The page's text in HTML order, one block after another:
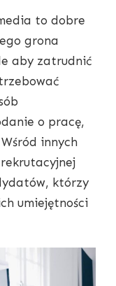
to dobre
grona
aby zatrudnić
o pracę,
innych
którzy
umiejętności